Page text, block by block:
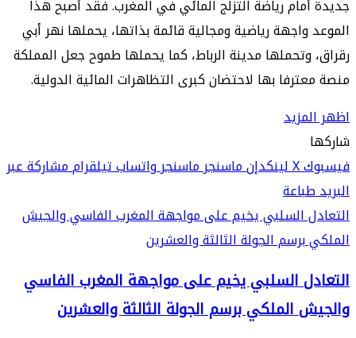
جديدة أمام رياضة التزلج المائي في المغرب. فقد أصبح هذا
الموعد واجهة رياضية ومجالية قائمة بذاتها، يحملها نهر أبي
رقراق، وتحملها مدينة الرباط، كما يحملها طموح جعل المملكة
منصة معترفا بها لاحتضان كبرى التظاهرات المائية الدولية.
اظهر المزيد
شاركها
فيسبوك‫Xلينكدإنماسنجرماسنجرواتسابتيلقراممشاركة عبر
البريدطباعة
التعادل السلبي يخيم على مواجهة المغرب الفاسي والجيش
الملكي برسم الجولة الثالثة والعشرين
التعادل السلبي يخيم على مواجهة المغرب الفاسي
والجيش الملكي برسم الجولة الثالثة والعشرين